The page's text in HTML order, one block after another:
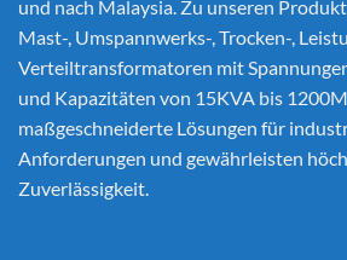
und nach Malaysia. Zu unseren
Mast-, Umspannwerks-, Trocken-,
Verteiltransformatoren mit
und Kapazitäten von 15KVA bis
maßgeschneiderte Lösungen für
Anforderungen und gewährleisten
Zuverlässigkeit.